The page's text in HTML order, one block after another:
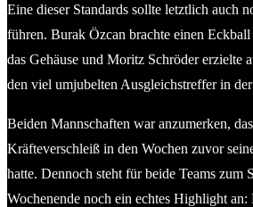
Eine dieser Standards sollte letztlich auch
führen. Burak Özcan brachte einen
das Gehäuse und Moritz Schröder erzielte
den viel umjubelten Ausgleichstreffer in
Beiden Mannschaften war anzumerken,
Kräfteverschleiß in den Wochen zuvor
hatte. Dennoch steht für beide Teams zum
Wochenende noch ein echtes Highlight